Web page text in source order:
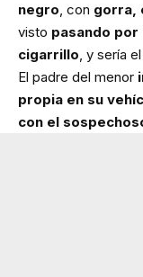
negro, con gorra,
visto pasando por
cigarrillo, y sería
El padre del menor
propia en su
con el